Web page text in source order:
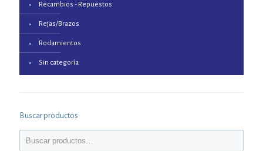
Recambios - Repuestos
Rejas/Brazos
Rodamientos
Sin categoría
Buscar productos